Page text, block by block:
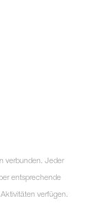
verbunden. Jeder
entsprechende
verfügen.